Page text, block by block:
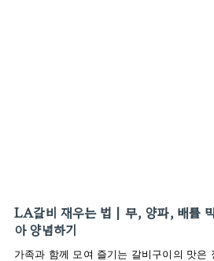
LA갈비 재우는 법 | 무, 양파, 배를
아 양념하기
가족과 함께 모여 즐기는 갈비구이의 맛은